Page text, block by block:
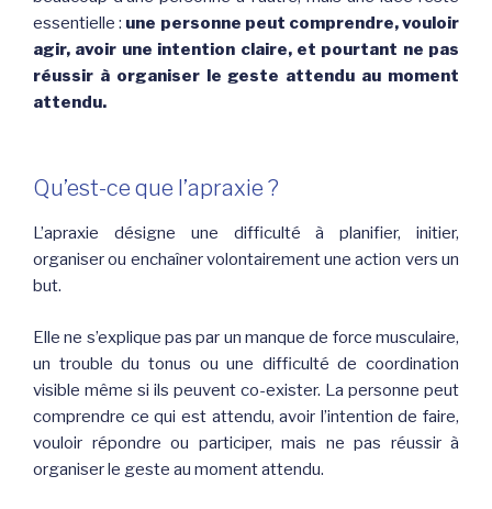
essentielle : une personne peut comprendre, vouloir
agir, avoir une intention claire, et pourtant ne pas
réussir à organiser le geste attendu au moment
attendu.
Qu’est-ce que l’apraxie ?
L’apraxie désigne une difficulté à planifier, initier,
organiser ou enchaîner volontairement une action vers un
but.
Elle ne s’explique pas par un manque de force musculaire,
un trouble du tonus ou une difficulté de coordination
visible même si ils peuvent co-exister. La personne peut
comprendre ce qui est attendu, avoir l’intention de faire,
vouloir répondre ou participer, mais ne pas réussir à
organiser le geste au moment attendu.